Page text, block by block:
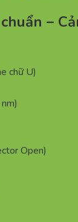
–
chữ U)
Open)